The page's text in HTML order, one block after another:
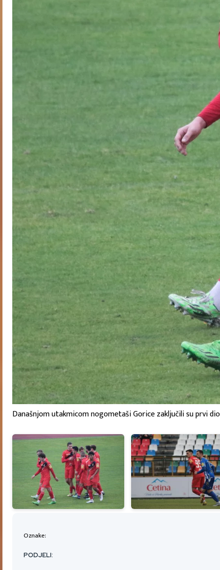
Današnjom utakmicom nogometaši Gorice zaključili su prvi
Oznake:
PODJELI: